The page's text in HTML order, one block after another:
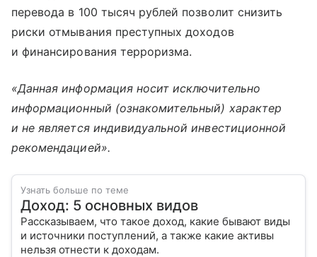
перевода в 100 тысяч рублей позволит снизить
риски отмывания преступных доходов
и финансирования терроризма.
«Данная информация носит исключительно
информационный (ознакомительный) характер
и не является индивидуальной инвестиционной
рекомендацией».
Узнать больше по теме
Доход: 5 основных видов
Рассказываем, что такое доход, какие бывают виды
и источники поступлений, а также какие активы
нельзя отнести к доходам.